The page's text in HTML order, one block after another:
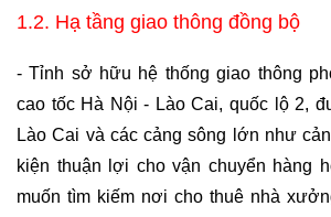
1.2. Hạ tầng giao thông đồng bộ
- Tỉnh sở hữu hệ thống giao thông
cao tốc Hà Nội - Lào Cai, quốc lộ 2,
Lào Cai và các cảng sông lớn như
kiện thuận lợi cho vận chuyển hàng
muốn tìm kiếm nơi cho thuê nhà